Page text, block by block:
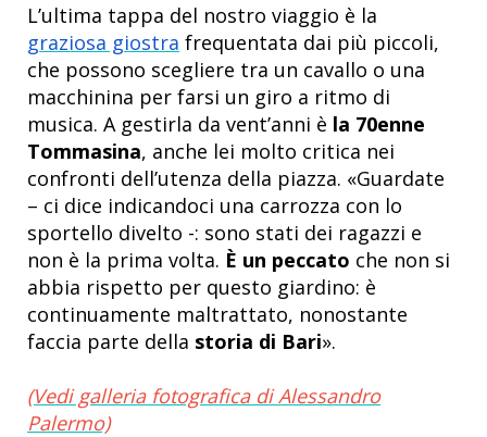
L’ultima tappa del nostro viaggio è la
graziosa giostra frequentata dai più piccoli,
che possono scegliere tra un cavallo o una
macchinina per farsi un giro a ritmo di
musica. A gestirla da vent’anni è la 70enne
Tommasina, anche lei molto critica nei
confronti dell’utenza della piazza. «Guardate
– ci dice indicandoci una carrozza con lo
sportello divelto -: sono stati dei ragazzi e
non è la prima volta. È un peccato che non si
abbia rispetto per questo giardino: è
continuamente maltrattato, nonostante
faccia parte della storia di Bari».
(Vedi galleria fotografica di Alessandro
Palermo)